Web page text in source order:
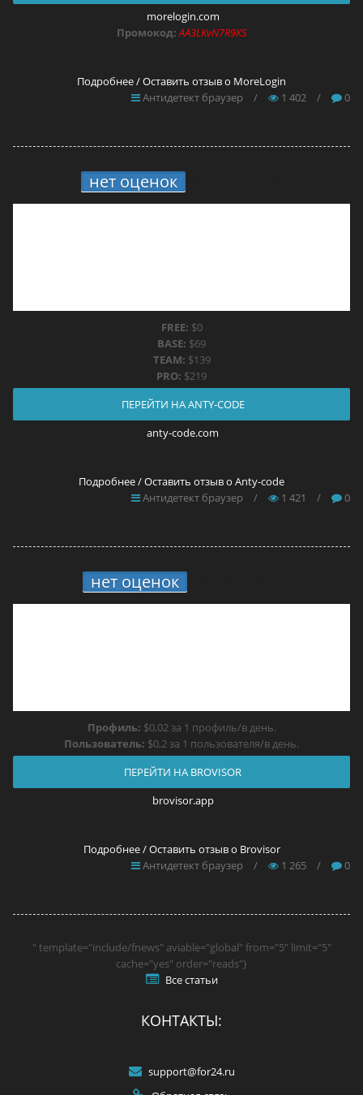
morelogin.com
Промокод:AA3LKvN7R9KS
Подробнее / Оставить отзыв о MoreLogin
Антидетект браузер
/ 1 402 / 0
нет оценок
FREE: $0
BASE: $69
TEAM: $139
PRO: $219
ПЕРЕЙТИ НА ANTY-CODE
anty-code.com
Подробнее / Оставить отзыв о Anty-code
Антидетект браузер
/ 1 421 / 0
нет оценок
Профиль: $0,02 за 1 профиль/в день.
Пользователь: $0,2 за 1 пользователя/в день.
ПЕРЕЙТИ НА BROVISOR
brovisor.app
Подробнее / Оставить отзыв о Brovisor
Антидетект браузер
/ 1 265 / 0
" template="include/fnews" aviable="global" from="5" limit="5"
cache="yes" order="reads"}
Все статьи
КОНТАКТЫ:
support@for24.ru